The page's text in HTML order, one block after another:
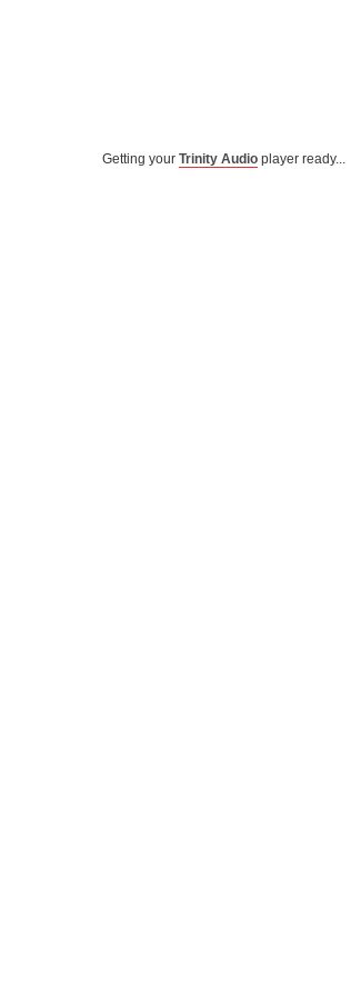
Getting your Trinity Audio player ready...